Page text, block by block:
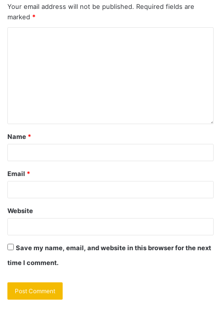
Your email address will not be published. Required fields are
marked *
Name *
Email *
Website
Save my name, email, and website in this browser for the next
time I comment.